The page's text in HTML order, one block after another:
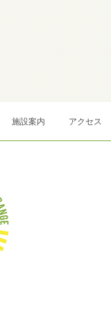
施設案内 アクセス